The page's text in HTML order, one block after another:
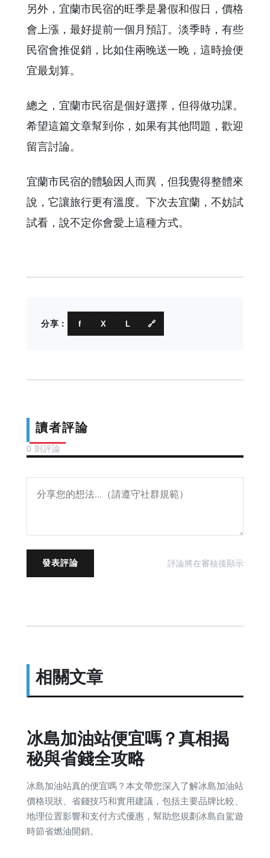
另外，宜蘭市民宿的旺季是暑假和假日，價格
會上漲，最好提前一個月預訂。淡季時，有些
民宿會推促銷，比如住兩晚送一晚，這時撿便
宜最划算。
總之，宜蘭市民宿是個好選擇，但得做功課。
希望這篇文章幫到你，如果有其他問題，歡迎
留言討論。
宜蘭市民宿的體驗因人而異，但我覺得整體來
說，它讓旅行更有溫度。下次去宜蘭，不妨試
試看，說不定你會愛上這種方式。
分享： f X L 🔗
讀者評論
0 則評論
發表評論 評論將在審核後顯示
相關文章
冰島加油站便宜嗎？真相揭
秘與省錢全攻略
冰島加油站真的便宜嗎？本文帶您深入了解冰島加油站
價格現狀、省錢技巧和實用建議，包括主要品牌比較、
地理位置影響和支付方式優惠，幫助您規劃冰島自駕遊
時節省燃油開銷。